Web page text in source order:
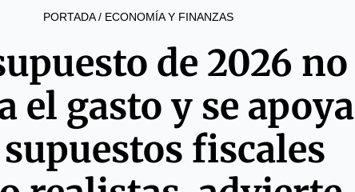
PORTADA/ ECONOMÍA Y FINANZAS
de 2026 no
el gasto y se apoya
fiscales